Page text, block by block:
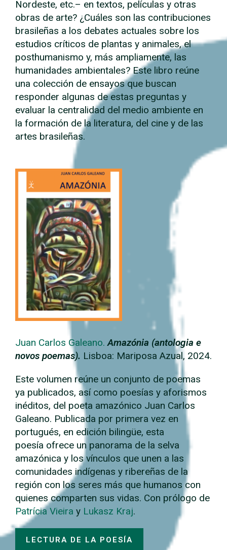
Nordeste, etc.– en textos, películas y otras
obras de arte? ¿Cuáles son las contribuciones
brasileñas a los debates actuales sobre los
estudios críticos de plantas y animales, el
posthumanismo y, más ampliamente, las
humanidades ambientales? Este libro reúne
una colección de ensayos que buscan
responder algunas de estas preguntas y
evaluar la centralidad del medio ambiente en
la formación de la literatura, del cine y de las
artes brasileñas.
Juan Carlos Galeano. Amazónia (antologia e
novos poemas). Lisboa: Mariposa Azual, 2024.
Este volumen reúne un conjunto de poemas
ya publicados, así como poesías y aforismos
inéditos, del poeta amazónico Juan Carlos
Galeano. Publicada por primera vez en
portugués, en edición bilingüe, esta
poesía ofrece un panorama de la selva
amazónica y los vínculos que unen a las
comunidades indígenas y ribereñas de la
región con los seres más que humanos con
quienes comparten sus vidas. Con prólogo de
Patrícia Vieira y Lukasz Kraj.
LECTURA DE LA POESÍA